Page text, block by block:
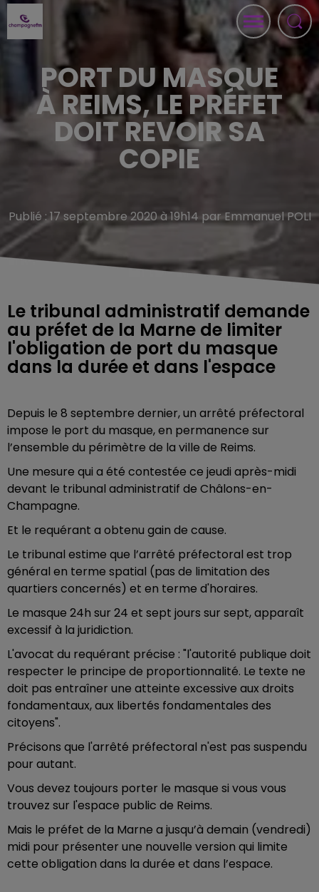
PORT DU MASQUE
À REIMS, LE PRÉFET
DOIT REVOIR SA
COPIE
Publié : 17 septembre 2020 à 19h14 par Emmanuel POLI
Le tribunal administratif demande
au préfet de la Marne de limiter
l'obligation de port du masque
dans la durée et dans l'espace
Depuis le 8 septembre dernier, un arrêté préfectoral
impose le port du masque, en permanence sur
l’ensemble du périmètre de la ville de Reims.
Une mesure qui a été contestée ce jeudi après-midi
devant le tribunal administratif de Châlons-en-
Champagne.
Et le requérant a obtenu gain de cause.
Le tribunal estime que l’arrêté préfectoral est trop
général en terme spatial (pas de limitation des
quartiers concernés) et en terme d'horaires.
Le masque 24h sur 24 et sept jours sur sept, apparaît
excessif à la juridiction.
L'avocat du requérant précise : "l'autorité publique doit
respecter le principe de proportionnalité. Le texte ne
doit pas entraîner une atteinte excessive aux droits
fondamentaux, aux libertés fondamentales des
citoyens".
Précisons que l'arrêté préfectoral n'est pas suspendu
pour autant.
Vous devez toujours porter le masque si vous vous
trouvez sur l'espace public de Reims.
Mais le préfet de la Marne a jusqu’à demain (vendredi)
midi pour présenter une nouvelle version qui limite
cette obligation dans la durée et dans l’espace.